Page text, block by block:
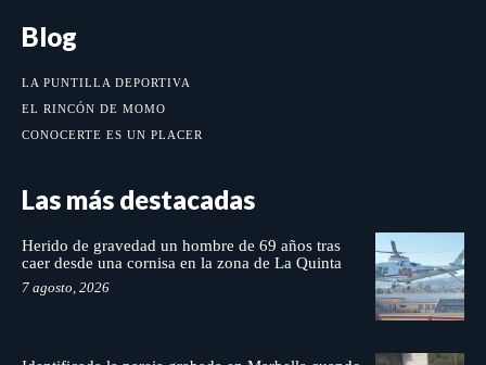
Blog
LA PUNTILLA DEPORTIVA
EL RINCÓN DE MOMO
CONOCERTE ES UN PLACER
Las más destacadas
Herido de gravedad un hombre de 69 años tras
caer desde una cornisa en la zona de La Quinta
7 agosto, 2026